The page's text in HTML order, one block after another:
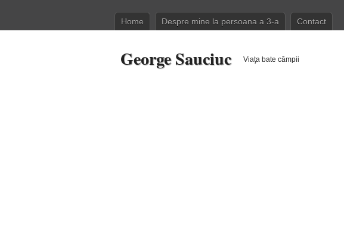
Home Despre mine la persoana a 3-a Contact
George Sauciuc Viaţa bate câmpii